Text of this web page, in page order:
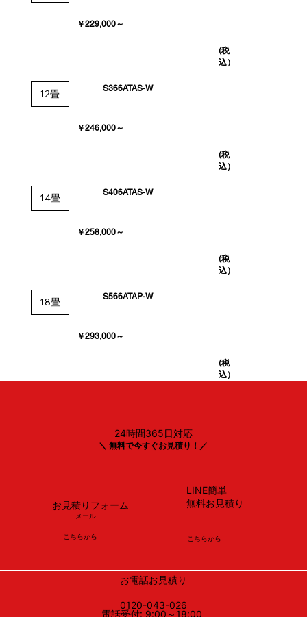
￥229,000～
(税
込）
12畳 S366ATAS-W
￥246,000～
(税
込）
14畳 S406ATAS-W
￥258,000～
(税
込）
18畳 S566ATAP-W
￥293,000～
(税
込）
LINE簡単
無料お見積り
​こちらから
0120-043-026
お電話お見積り
電話受付: 9:00～18:00
お見積りフォーム
​こちらから
メール
＼ 無料で今すぐお見積り！／
24時間365日対応